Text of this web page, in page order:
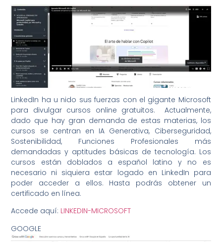
LinkedIn ha u nido sus fuerzas con el gigante Microsoft
para divulgar cursos online gratuitos. Actualmente,
dado que hay gran demanda de estas materias, los
cursos se centran en IA Generativa, Ciberseguridad,
Sostenibilidad, Funciones Profesionales más
demandadas y aptitudes básicas de tecnología. Los
cursos están doblados a español latino y no es
necesario ni siquiera estar logado en LinkedIn para
poder acceder a ellos. Hasta podrás obtener un
certificado en línea.
Accede aquí: LINKEDIN-MICROSOFT
GOOGLE